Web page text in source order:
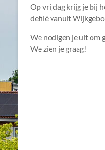
Op vrijdag krijg je bij
defilé vanuit
We nodigen je uit om
We zien je graag!